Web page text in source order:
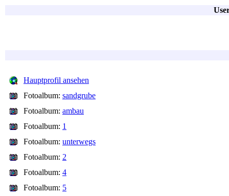
Hauptprofil ansehen
Fotoalbum: sandgrube
Fotoalbum: ambau
Fotoalbum: 1
Fotoalbum: unterwegs
Fotoalbum: 2
Fotoalbum: 4
Fotoalbum: 5